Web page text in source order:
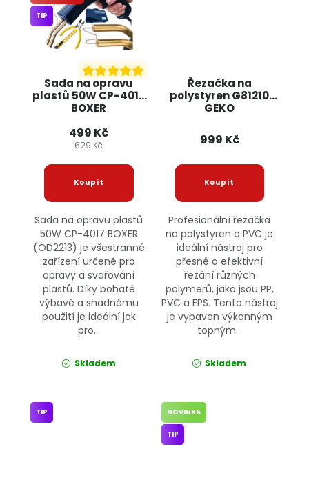
Sada na opravu
plastů 50W CP-4017
BOXER
TIP
499 Kč
629 Kč
Sada na opravu plastů
50W CP-4017 BOXER
(OD2213) je všestranné
zařízení určené pro
opravy a svařování
plastů. Díky bohaté
výbavě a snadnému
použití je ideální jak
pro...
Skladem
Řezačka na
polystyren G81210
GEKO
999 Kč
Profesionální řezačka
na polystyren a PVC je
ideální nástroj pro
přesné a efektivní
řezání různých
polymerů, jako jsou PP,
PVC a EPS. Tento nástroj
je vybaven výkonným
topným...
Skladem
TIP NOVINKA
TIP